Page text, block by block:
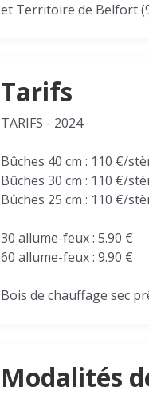
et Territoire de Belfort
Tarifs
TARIFS - 2024
Bûches 40 cm : 110 €/
Bûches 30 cm : 110 €/
Bûches 25 cm : 110 €/
30 allume-feux : 5.90 €
60 allume-feux : 9.90 €
Bois de chauffage sec
Modalités